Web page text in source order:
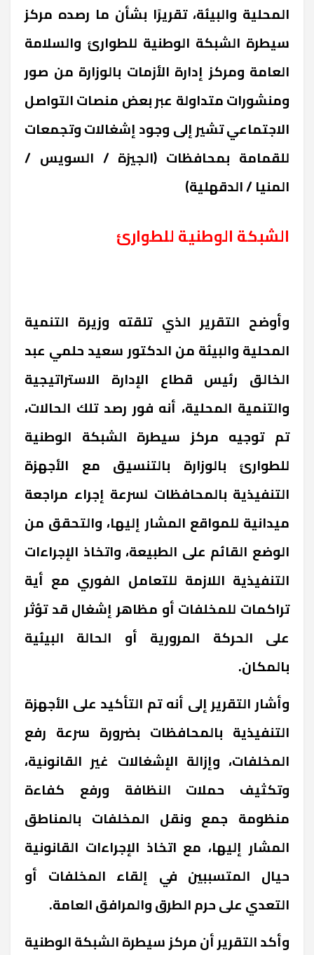
المحلية والبيئة، تقريرًا بشأن ما رصده مركز
سيطرة الشبكة الوطنية للطوارئ والسلامة
العامة ومركز إدارة الأزمات بالوزارة من صور
ومنشورات متداولة عبر بعض منصات التواصل
الاجتماعي تشير إلى وجود إشغالات وتجمعات
للقمامة بمحافظات (الجيزة / السويس /
المنيا / الدقهلية)
الشبكة الوطنية للطوارئ
وأوضح التقرير الذي تلقته وزيرة التنمية
المحلية والبيئة من الدكتور سعيد حلمي عبد
الخالق رئيس قطاع الإدارة الاستراتيجية
والتنمية المحلية، أنه فور رصد تلك الحالات،
تم توجيه مركز سيطرة الشبكة الوطنية
للطوارئ بالوزارة بالتنسيق مع الأجهزة
التنفيذية بالمحافظات لسرعة إجراء مراجعة
ميدانية للمواقع المشار إليها، والتحقق من
الوضع القائم على الطبيعة، واتخاذ الإجراءات
التنفيذية اللازمة للتعامل الفوري مع أية
تراكمات للمخلفات أو مظاهر إشغال قد تؤثر
على الحركة المرورية أو الحالة البيئية
بالمكان.
وأشار التقرير إلى أنه تم التأكيد على الأجهزة
التنفيذية بالمحافظات بضرورة سرعة رفع
المخلفات، وإزالة الإشغالات غير القانونية،
وتكثيف حملات النظافة ورفع كفاءة
منظومة جمع ونقل المخلفات بالمناطق
المشار إليها، مع اتخاذ الإجراءات القانونية
حيال المتسببين في إلقاء المخلفات أو
التعدي على حرم الطرق والمرافق العامة.
وأكد التقرير أن مركز سيطرة الشبكة الوطنية